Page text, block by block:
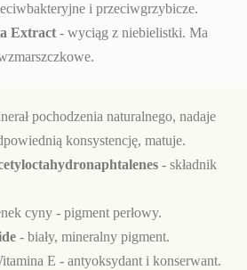
i przeciwgrzybicze.
Extract - wyciąg z niebielistki. Ma
pochodzenia naturalnego, nadaje
konsystencję, matuje.
- składnik
cyny - pigment perłowy.
- biały, mineralny pigment.
E - antyoksydant i konserwant.